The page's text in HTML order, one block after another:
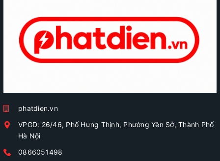
phatdien.vn
VPGD: 26/46, Phố Hưng Thịnh, Phường Yên Sở, Thành Phố
Hà Nội
0866051498